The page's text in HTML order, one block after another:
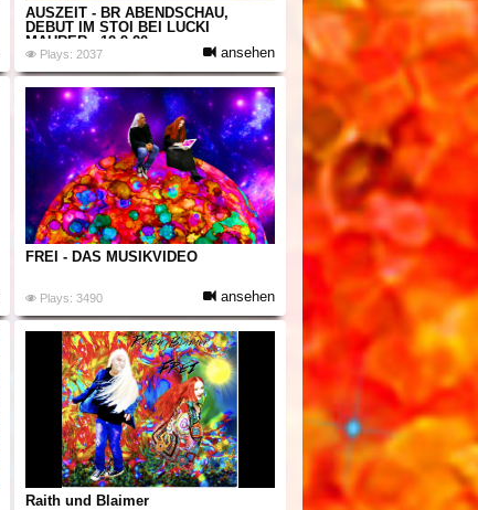
AUSZEIT - BR ABENDSCHAU,
DEBUT IM STOI BEI LUCKI
MAURER - 12.9.20
Plays: 2037 ansehen
FREI - DAS MUSIKVIDEO
Plays: 3490 ansehen
Raith und Blaimer